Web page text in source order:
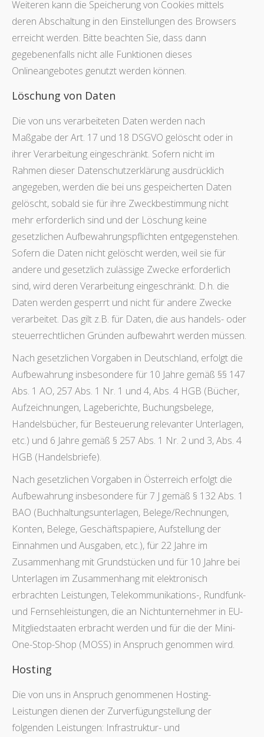
Weiteren kann die Speicherung von Cookies mittels
deren Abschaltung in den Einstellungen des Browsers
erreicht werden. Bitte beachten Sie, dass dann
gegebenenfalls nicht alle Funktionen dieses
Onlineangebotes genutzt werden können.
Löschung von Daten
Die von uns verarbeiteten Daten werden nach
Maßgabe der Art. 17 und 18 DSGVO gelöscht oder in
ihrer Verarbeitung eingeschränkt. Sofern nicht im
Rahmen dieser Datenschutzerklärung ausdrücklich
angegeben, werden die bei uns gespeicherten Daten
gelöscht, sobald sie für ihre Zweckbestimmung nicht
mehr erforderlich sind und der Löschung keine
gesetzlichen Aufbewahrungspflichten entgegenstehen.
Sofern die Daten nicht gelöscht werden, weil sie für
andere und gesetzlich zulässige Zwecke erforderlich
sind, wird deren Verarbeitung eingeschränkt. D.h. die
Daten werden gesperrt und nicht für andere Zwecke
verarbeitet. Das gilt z.B. für Daten, die aus handels- oder
steuerrechtlichen Gründen aufbewahrt werden müssen.
Nach gesetzlichen Vorgaben in Deutschland, erfolgt die
Aufbewahrung insbesondere für 10 Jahre gemäß §§ 147
Abs. 1 AO, 257 Abs. 1 Nr. 1 und 4, Abs. 4 HGB (Bücher,
Aufzeichnungen, Lageberichte, Buchungsbelege,
Handelsbücher, für Besteuerung relevanter Unterlagen,
etc.) und 6 Jahre gemäß § 257 Abs. 1 Nr. 2 und 3, Abs. 4
HGB (Handelsbriefe).
Nach gesetzlichen Vorgaben in Österreich erfolgt die
Aufbewahrung insbesondere für 7 J gemäß § 132 Abs. 1
BAO (Buchhaltungsunterlagen, Belege/Rechnungen,
Konten, Belege, Geschäftspapiere, Aufstellung der
Einnahmen und Ausgaben, etc.), für 22 Jahre im
Zusammenhang mit Grundstücken und für 10 Jahre bei
Unterlagen im Zusammenhang mit elektronisch
erbrachten Leistungen, Telekommunikations-, Rundfunk-
und Fernsehleistungen, die an Nichtunternehmer in EU-
Mitgliedstaaten erbracht werden und für die der Mini-
One-Stop-Shop (MOSS) in Anspruch genommen wird.
Hosting
Die von uns in Anspruch genommenen Hosting-
Leistungen dienen der Zurverfügungstellung der
folgenden Leistungen: Infrastruktur- und